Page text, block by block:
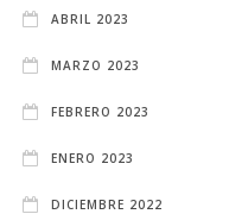
ABRIL 2023
MARZO 2023
FEBRERO 2023
ENERO 2023
DICIEMBRE 2022